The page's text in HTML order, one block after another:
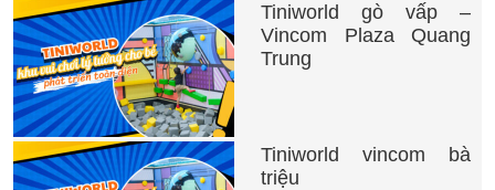
Tiniworld gò vấp –
Vincom Plaza Quang
Trung
Tiniworld vincom bà
triệu